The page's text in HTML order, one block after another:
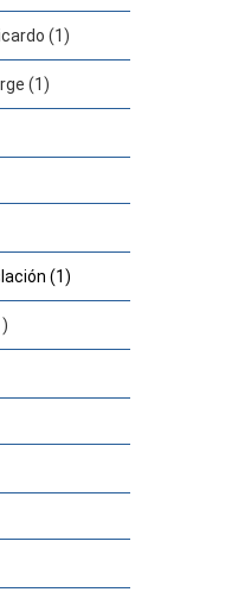
(1)
(1)
(1)